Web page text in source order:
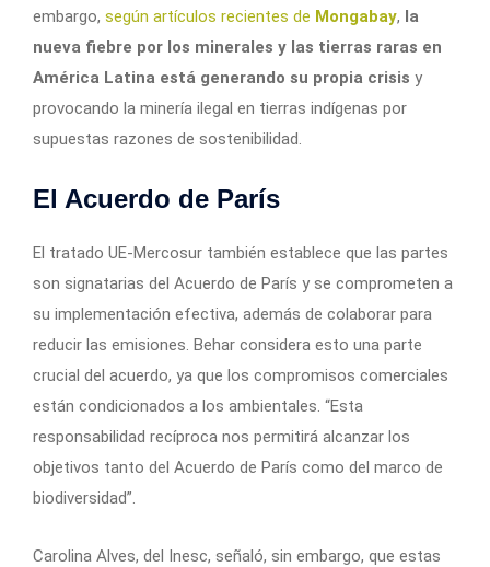
embargo, según artículos recientes de Mongabay, la
nueva fiebre por los minerales y las tierras raras en
América Latina está generando su propia crisis y
provocando la minería ilegal en tierras indígenas por
supuestas razones de sostenibilidad.
El Acuerdo de París
El tratado UE-Mercosur también establece que las partes
son signatarias del Acuerdo de París y se comprometen a
su implementación efectiva, además de colaborar para
reducir las emisiones. Behar considera esto una parte
crucial del acuerdo, ya que los compromisos comerciales
están condicionados a los ambientales. “Esta
responsabilidad recíproca nos permitirá alcanzar los
objetivos tanto del Acuerdo de París como del marco de
biodiversidad”.
Carolina Alves, del Inesc, señaló, sin embargo, que estas